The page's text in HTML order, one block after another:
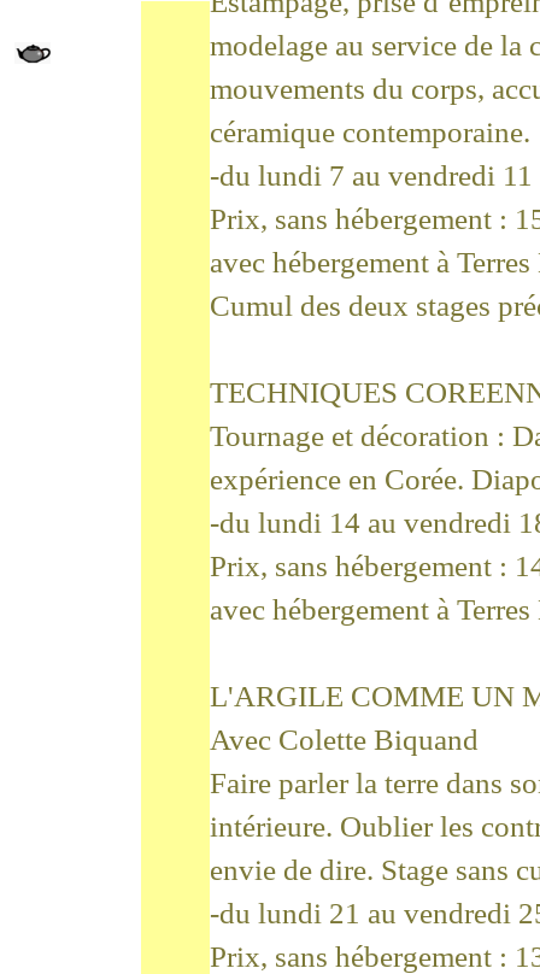
modelage au service de la
mouvements du corps,
céramique contemporaine.
-du lundi 7 au vendredi
Prix, sans hébergement :
avec hébergement à
Cumul des deux stages
TECHNIQUES
Tournage et décoration :
expérience en Corée.
-du lundi 14 au vendredi
Prix, sans hébergement :
avec hébergement à
L'ARGILE COMME UN
Avec Colette Biquand
Faire parler la terre dans
intérieure. Oublier les
envie de dire. Stage sans
-du lundi 21 au vendredi
Prix, sans hébergement :